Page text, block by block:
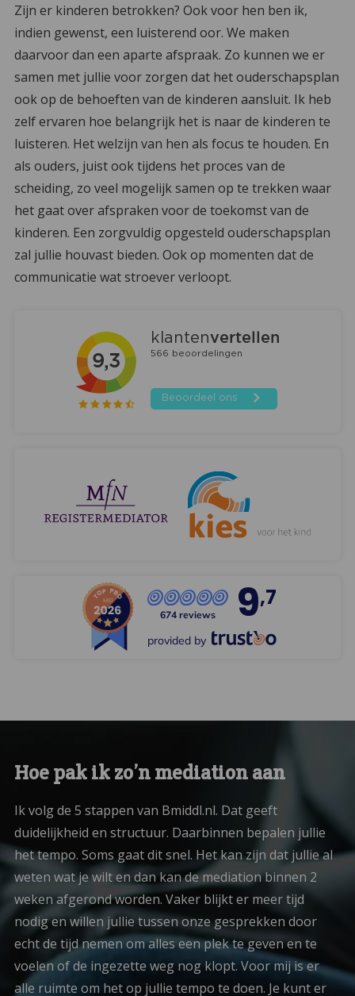
Zijn er kinderen betrokken? Ook voor hen ben ik,
indien gewenst, een luisterend oor. We maken
daarvoor dan een aparte afspraak. Zo kunnen we er
samen met jullie voor zorgen dat het ouderschapsplan
ook op de behoeften van de kinderen aansluit. Ik heb
zelf ervaren hoe belangrijk het is naar de kinderen te
luisteren. Het welzijn van hen als focus te houden. En
als ouders, juist ook tijdens het proces van de
scheiding, zo veel mogelijk samen op te trekken waar
het gaat over afspraken voor de toekomst van de
kinderen. Een zorgvuldig opgesteld ouderschapsplan
zal jullie houvast bieden. Ook op momenten dat de
communicatie wat stroever verloopt.
674 reviews 9,7
provided by
Hoe pak ik zo’n mediation aan
Ik volg de 5 stappen van Bmiddl.nl. Dat geeft
duidelijkheid en structuur. Daarbinnen bepalen jullie
het tempo. Soms gaat dit snel. Het kan zijn dat jullie al
weten wat je wilt en dan kan de mediation binnen 2
weken afgerond worden. Vaker blijkt er meer tijd
nodig en willen jullie tussen onze gesprekken door
echt de tijd nemen om alles een plek te geven en te
voelen of de ingezette weg nog klopt. Voor mij is er
alle ruimte om het op jullie tempo te doen. Je kunt er